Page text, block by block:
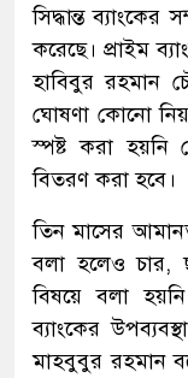
সিদ্ধান্ত
করেছে। প্রাইম
হাবিবুর রহমান
ঘোষণা কোনো
স্পষ্ট করা
বিতরণ করা হবে।
তিন মাসের
বলা হলেও
বিষয়ে বলা
ব্যাংকের
মাহবুবুর রহমান